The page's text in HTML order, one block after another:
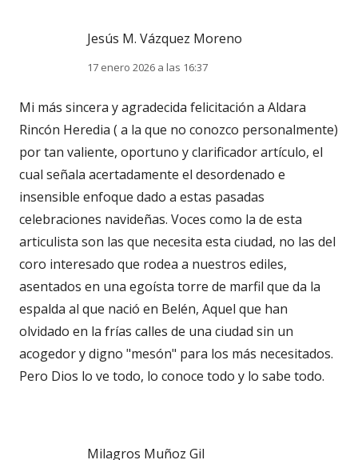
Jesús M. Vázquez Moreno
17 enero 2026 a las 16:37
Mi más sincera y agradecida felicitación a Aldara
Rincón Heredia ( a la que no conozco personalmente)
por tan valiente, oportuno y clarificador artículo, el
cual señala acertadamente el desordenado e
insensible enfoque dado a estas pasadas
celebraciones navideñas. Voces como la de esta
articulista son las que necesita esta ciudad, no las del
coro interesado que rodea a nuestros ediles,
asentados en una egoísta torre de marfil que da la
espalda al que nació en Belén, Aquel que han
olvidado en la frías calles de una ciudad sin un
acogedor y digno "mesón" para los más necesitados.
Pero Dios lo ve todo, lo conoce todo y lo sabe todo.
Milagros Muñoz Gil